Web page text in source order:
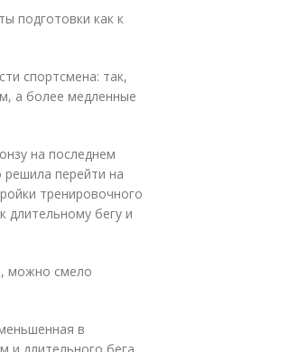
подготовки как к
спортсмена: так,
а более медленные
на последнем
перейти на
тренировочного
длительному бегу и
можно смело
в